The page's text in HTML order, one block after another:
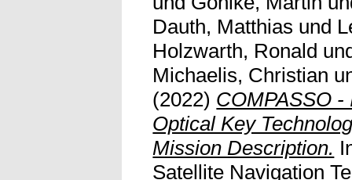
Dauth, Matthias und
Holzwarth, Ronald
Michaelis, Christian
(2022) COMPASSO -
Optical Key
Mission Description.
Satellite Navigation